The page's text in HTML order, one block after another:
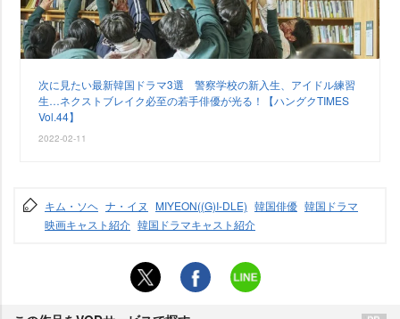
次に見たい最新韓国ドラマ3選 警察学校の新入生、アイドル練習
生…ネクストブレイク必至の若手俳優が光る！【ハングクTIMES
Vol.44】
2022-02-11
キム・ソヘ ナ・イヌ MIYEON((G)I-DLE) 韓国俳優 韓国ドラマ
映画キャスト紹介 韓国ドラマキャスト紹介